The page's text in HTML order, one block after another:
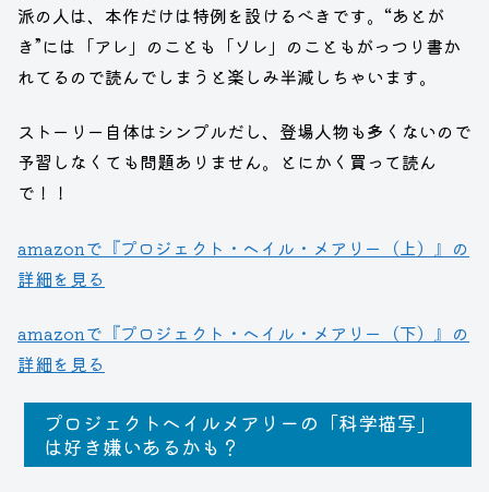
派の人は、本作だけは特例を設けるべきです。“あとが
き”には「アレ」のことも「ソレ」のこともがっつり書か
れてるので読んでしまうと楽しみ半減しちゃいます。
ストーリー自体はシンプルだし、登場人物も多くないので
予習しなくても問題ありません。とにかく買って読ん
で！！
amazonで『プロジェクト・ヘイル・メアリー（上）』の
詳細を見る
amazonで『プロジェクト・ヘイル・メアリー（下）』の
詳細を見る
プロジェクトヘイルメアリーの「科学描写」
は好き嫌いあるかも？